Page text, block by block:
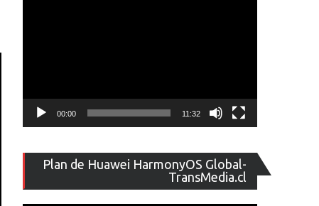
00:00 11:32
Plan de Huawei HarmonyOS Global-
TransMedia.cl
de
vídeo